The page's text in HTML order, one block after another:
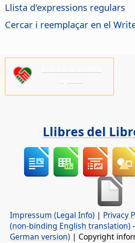
Llista d'expressions regulars
Cercar i reemplaçar en el
Llibres del
Impressum (Legal Info) | Privacy
(non-binding English translation) -
German version) | Copyright